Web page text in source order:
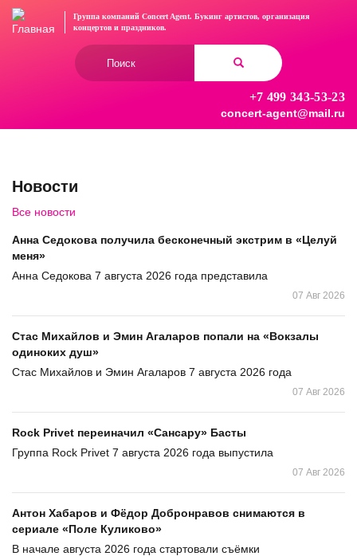
Перейти
Группа компаний Concert Agent. Букинг артистов, организация
концертови праздников.
+7 499 343-53-23
concert-agent@mail.ru
Новости
Все новости
Анна Седокова получила бесконечный экстрим в «Целуй
меня»
Анна Седокова 7 августа 2026 года представила
07 Авг 2026
Стас Михайлов и Эмин Агаларов попали на «Вокзалы
одиноких душ»
Стас Михайлов и Эмин Агаларов 7 августа 2026 года
07 Авг 2026
Rock Privet переиначил «Сансару» Басты
Группа Rock Privet 7 августа 2026 года выпустила
07 Авг 2026
Антон Хабаров и Фёдор Добронравов снимаются в
сериале «Поле Куликово»
В начале августа 2026 года стартовали съёмки